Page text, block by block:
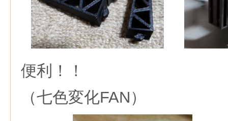
便利！！
（七色変化FAN）